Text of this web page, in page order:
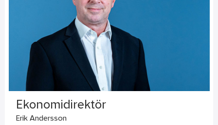
Ekonomidirektör
Erik Andersson